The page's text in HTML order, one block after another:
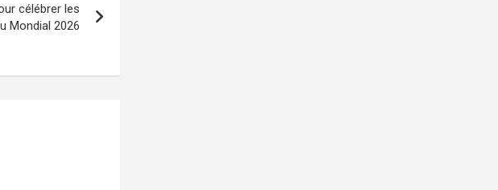
célébrer les
Mondial 2026